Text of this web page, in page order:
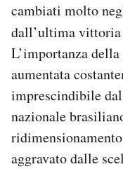
cambiati molto
dall’ultima
L’importanza
aumentata
imprescindibile
nazionale
aggravato dalle